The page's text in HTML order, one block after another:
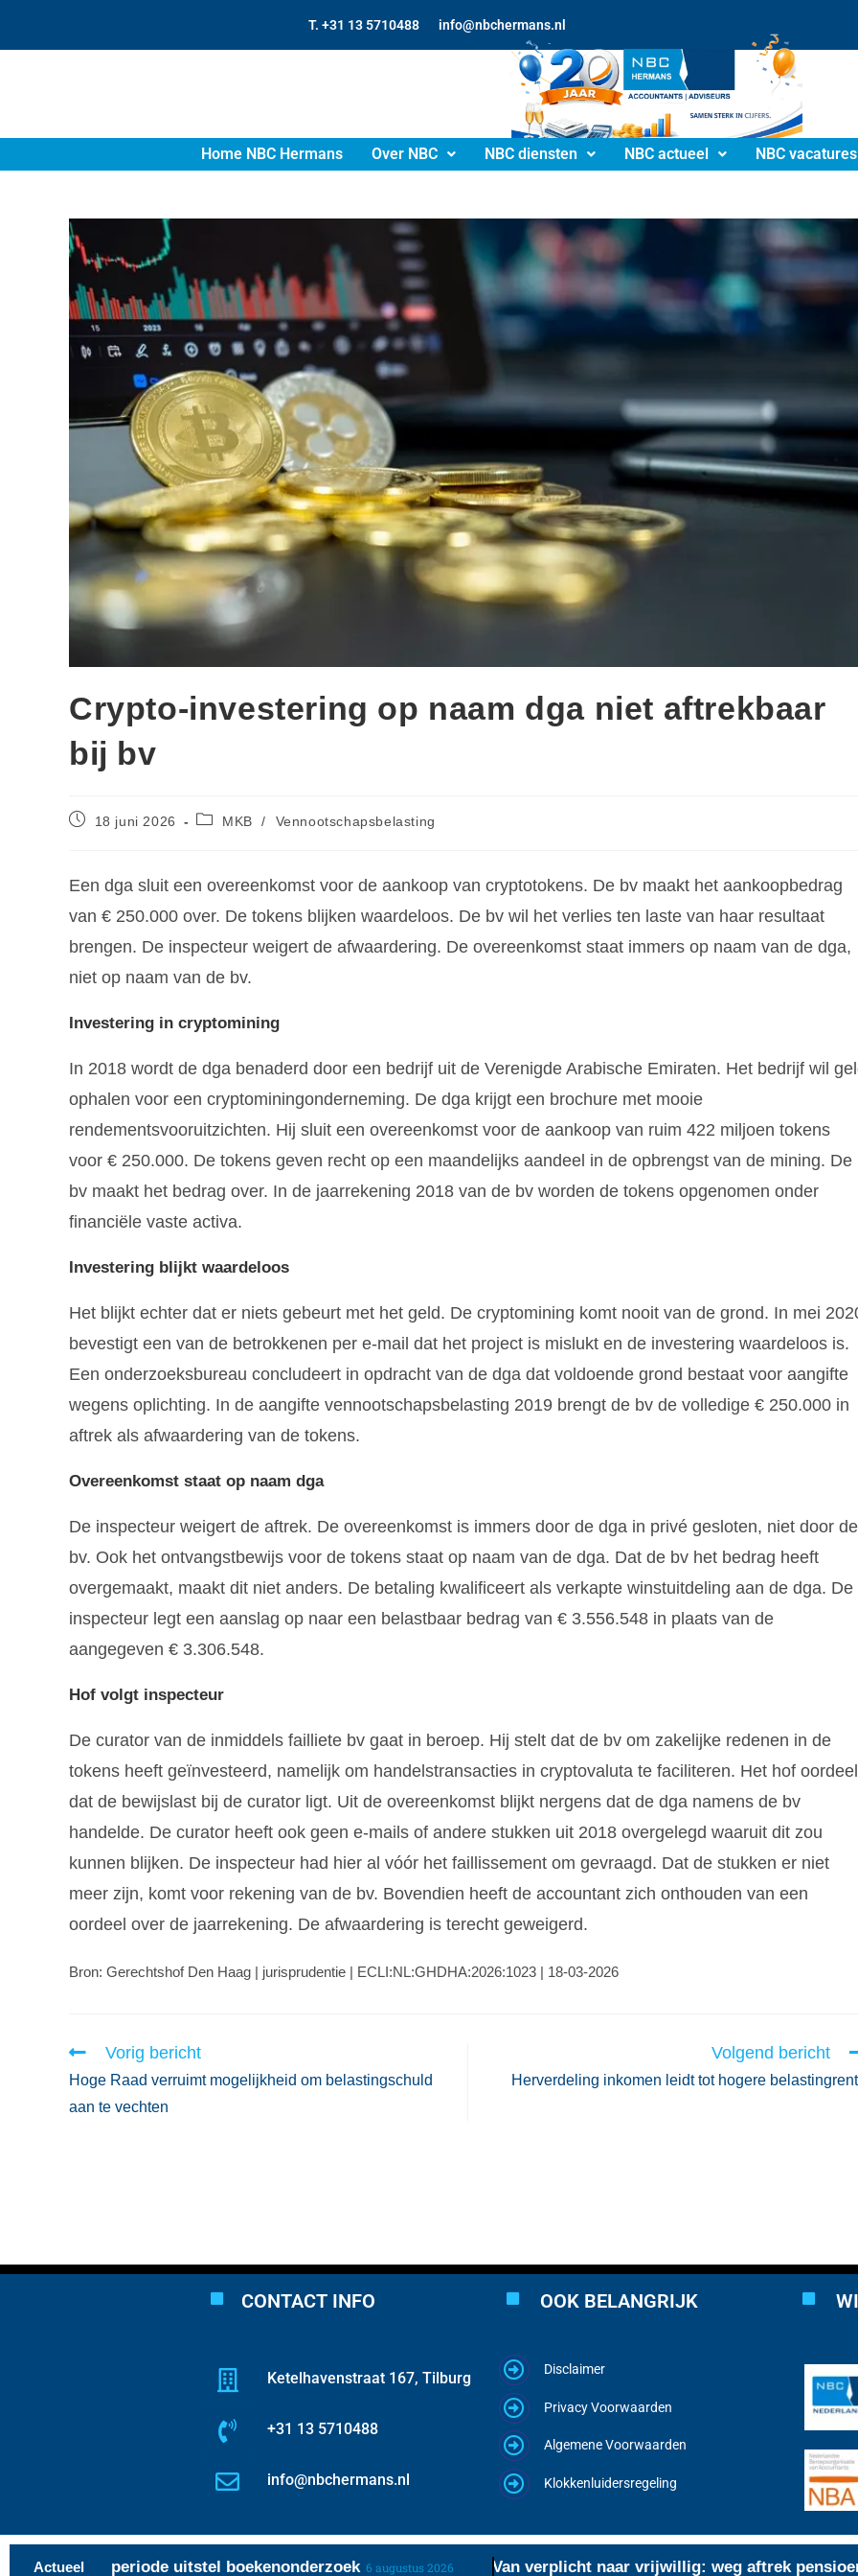
T. +31 13 5710488 info@nbchermans.nl
Home NBC Hermans Over NBC NBC diensten NBC actueel NBC vacatures
Crypto-investering op naam dga niet aftrekbaar
bij bv
18 juni 2026 MKB / Vennootschapsbelasting
Een dga sluit een overeenkomst voor de aankoop van cryptotokens. De bv maakt het aankoopbedrag
van € 250.000 over. De tokens blijken waardeloos. De bv wil het verlies ten laste van haar resultaat
brengen. De inspecteur weigert de afwaardering. De overeenkomst staat immers op naam van de dga,
niet op naam van de bv.
Investering in cryptomining
In 2018 wordt de dga benaderd door een bedrijf uit de Verenigde Arabische Emiraten. Het bedrijf wil
ophalen voor een cryptominingonderneming. De dga krijgt een brochure met mooie
rendementsvooruitzichten. Hij sluit een overeenkomst voor de aankoop van ruim 422 miljoen tokens
voor € 250.000. De tokens geven recht op een maandelijks aandeel in de opbrengst van de mining. De
bv maakt het bedrag over. In de jaarrekening 2018 van de bv worden de tokens opgenomen onder
financiële vaste activa.
Investering blijkt waardeloos
Het blijkt echter dat er niets gebeurt met het geld. De cryptomining komt nooit van de grond. In mei
bevestigt een van de betrokkenen per e-mail dat het project is mislukt en de investering waardeloos is.
Een onderzoeksbureau concludeert in opdracht van de dga dat voldoende grond bestaat voor aangifte
wegens oplichting. In de aangifte vennootschapsbelasting 2019 brengt de bv de volledige € 250.000 in
aftrek als afwaardering van de tokens.
Overeenkomst staat op naam dga
De inspecteur weigert de aftrek. De overeenkomst is immers door de dga in privé gesloten, niet door de
bv. Ook het ontvangstbewijs voor de tokens staat op naam van de dga. Dat de bv het bedrag heeft
overgemaakt, maakt dit niet anders. De betaling kwalificeert als verkapte winstuitdeling aan de dga. De
inspecteur legt een aanslag op naar een belastbaar bedrag van € 3.556.548 in plaats van de
aangegeven € 3.306.548.
Hof volgt inspecteur
De curator van de inmiddels failliete bv gaat in beroep. Hij stelt dat de bv om zakelijke redenen in de
tokens heeft geïnvesteerd, namelijk om handelstransacties in cryptovaluta te faciliteren. Het hof
dat de bewijslast bij de curator ligt. Uit de overeenkomst blijkt nergens dat de dga namens de bv
handelde. De curator heeft ook geen e-mails of andere stukken uit 2018 overgelegd waaruit dit zou
kunnen blijken. De inspecteur had hier al vóór het faillissement om gevraagd. Dat de stukken er niet
meer zijn, komt voor rekening van de bv. Bovendien heeft de accountant zich onthouden van een
oordeel over de jaarrekening. De afwaardering is terecht geweigerd.
Bron: Gerechtshof Den Haag | jurisprudentie | ECLI:NL:GHDHA:2026:1023 | 18-03-2026
Vorig bericht
Hoge Raad verruimt mogelijkheid om belastingschuld
aan te vechten
Volgend bericht
Herverdeling inkomen leidt tot hogere
CONTACT INFO
Ketelhavenstraat 167, Tilburg
+31 13 5710488
info@nbchermans.nl
OOK BELANGRIJK
Disclaimer
Privacy Voorwaarden
Algemene Voorwaarden
Klokkenluidersregeling
Actueel
over periode uitstel boekenonderzoek 6 augustus 2026 Van verplicht naar vrijwillig: weg aftrek